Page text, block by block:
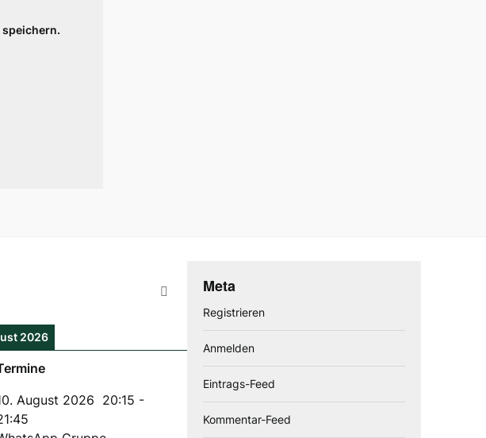
speichern.
2026
August 2026 20:15 -
Meta
Registrieren
Anmelden
Eintrags-Feed
Kommentar-Feed